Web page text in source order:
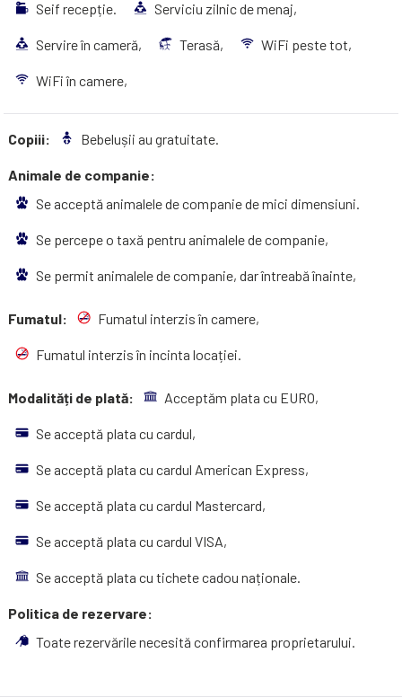
Seif recepție. Serviciu zilnic de menaj,
Servire în cameră, Terasă, WiFi peste tot,
WiFi în camere,
Copiii: Bebelușii au gratuitate.
Animale de companie:
Se acceptă animalele de companie de mici dimensiuni.
Se percepe o taxă pentru animalele de companie,
Se permit animalele de companie, dar întreabă înainte,
Fumatul: Fumatul interzis în camere,
Fumatul interzis în incinta locației.
Modalități de plată: Acceptăm plata cu EURO,
Se acceptă plata cu cardul,
Se acceptă plata cu cardul American Express,
Se acceptă plata cu cardul Mastercard,
Se acceptă plata cu cardul VISA,
Se acceptă plata cu tichete cadou naționale.
Politica de rezervare:
Toate rezervările necesită confirmarea proprietarului.